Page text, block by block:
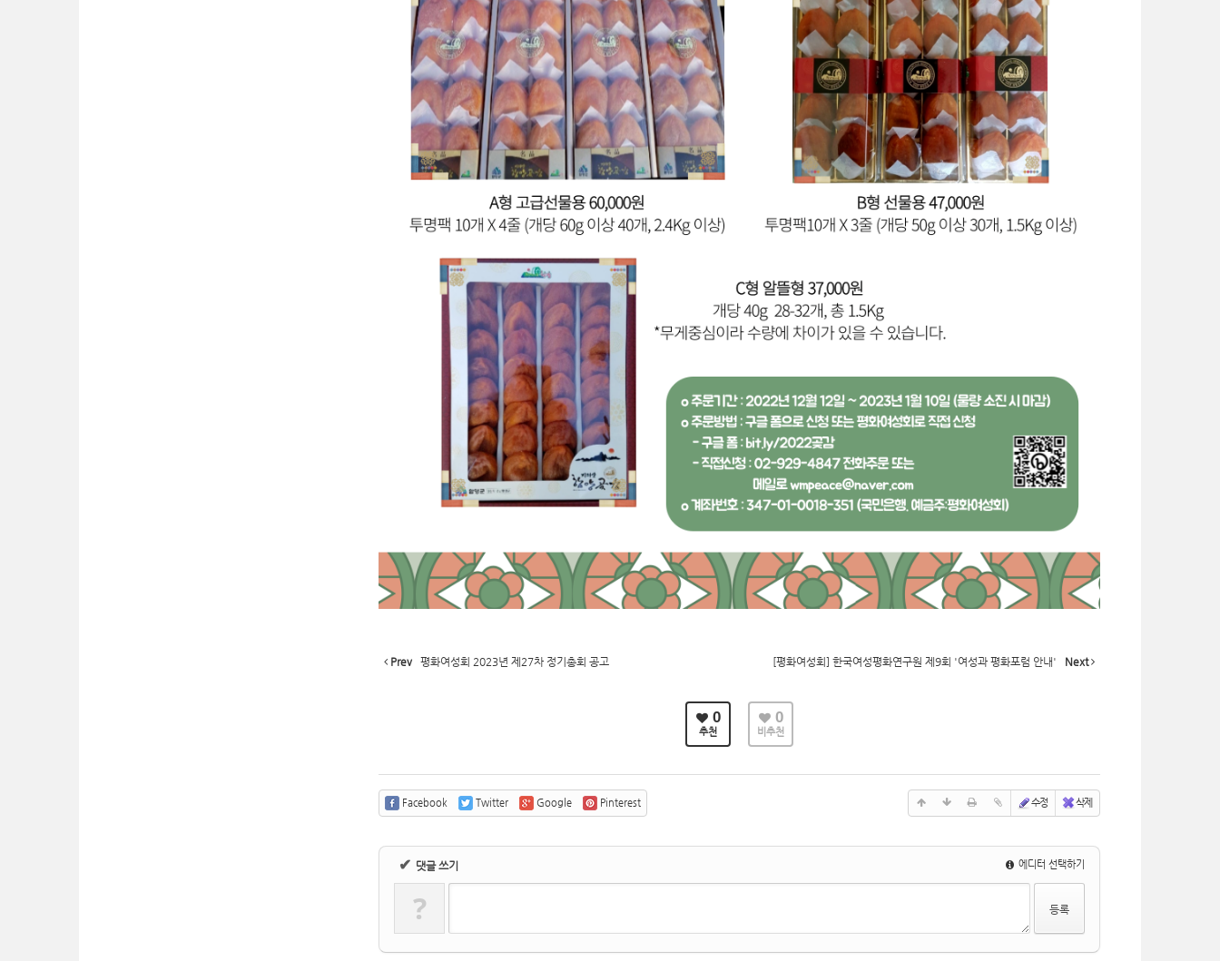
Prev 평화여성회 2023년 제27차 정기총회 공고 [평화여성회] 한국여성평화연구원 제9회 '여성과 평화포럼 안내' Next
0
추천
0
비추천
Facebook Twitter Google Pinterest 수정 삭제
✔ 댓글 쓰기 에디터 선택하기
?